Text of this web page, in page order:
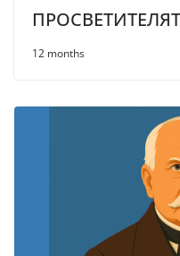
12 months